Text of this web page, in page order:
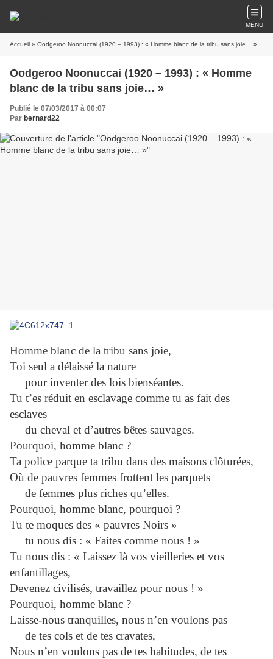
MENU
Accueil » Oodgeroo Noonuccai (1920 – 1993) : « Homme blanc de la tribu sans joie… »
Oodgeroo Noonuccai (1920 – 1993) : « Homme
blanc de la tribu sans joie… »
Publié le 07/03/2017 à 00:07
Par bernard22
Homme blanc de la tribu sans joie,
Toi seul a délaissé la nature
pour inventer des lois bienséantes.
Tu t’es réduit en esclavage comme tu as fait des
esclaves
du cheval et d’autres bêtes sauvages.
Pourquoi, homme blanc ?
Ta police parque ta tribu dans des maisons clôturées,
Où de pauvres femmes frottent les parquets
de femmes plus riches qu’elles.
Pourquoi, homme blanc, pourquoi ?
Tu te moques des « pauvres Noirs »
tu nous dis : « Faites comme nous ! »
Tu nous dis : « Laissez là vos vieilleries et vos
enfantillages,
Devenez civilisés, travaillez pour nous ! »
Pourquoi, homme blanc ?
Laisse-nous tranquilles, nous n’en voulons pas
de tes cols et de tes cravates,
Nous n’en voulons pas de tes habitudes, de tes